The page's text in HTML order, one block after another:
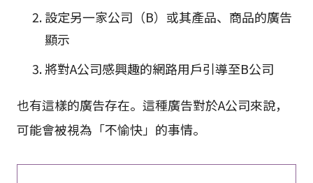
設定另一家公司（B）或其產品、商品的廣告
顯示
將對A公司感興趣的網路用戶引導至B公司
也有這樣的廣告存在。這種廣告對於A公司來說，
可能會被視為「不愉快」的事情。